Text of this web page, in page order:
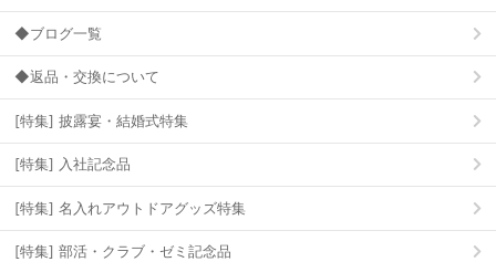
◆ブログ一覧
◆返品・交換について
[特集] 披露宴・結婚式特集
[特集] 入社記念品
[特集] 名入れアウトドアグッズ特集
[特集] 部活・クラブ・ゼミ記念品